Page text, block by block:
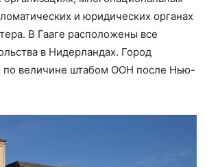
и юридических органах
В Гааге расположены все
в Нидерландах. Город
по величине штабом ООН после Нью-